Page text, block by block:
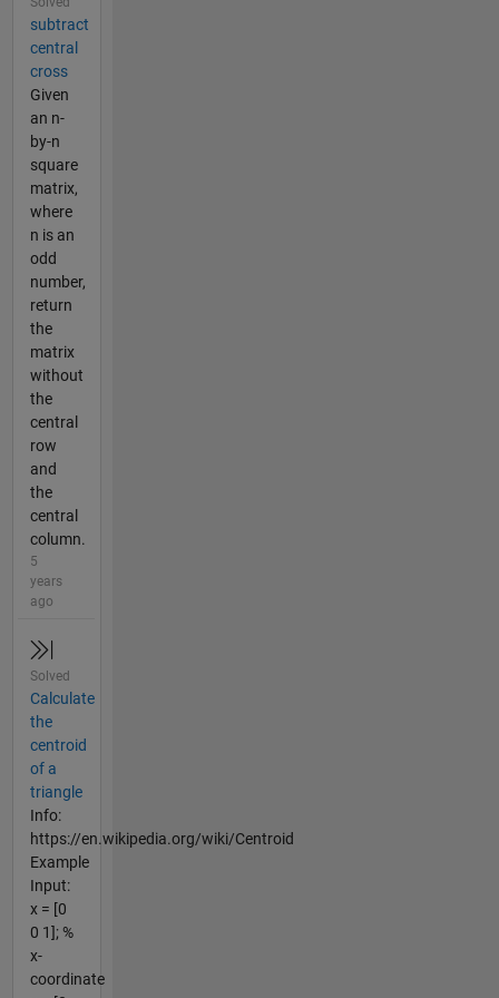
subtract
central
cross
Given
an n-
by-n
square
matrix,
where
n is an
odd
number,
return
the
matrix
without
the
central
row
and
the
central
column.
5
years
ago
Solved
Calculate
the
centroid
of a
triangle
Info:
https://en.wikipedia.org/wiki/Centroid
Example
Input:
x = [0
0 1]; %
x-
coordinate